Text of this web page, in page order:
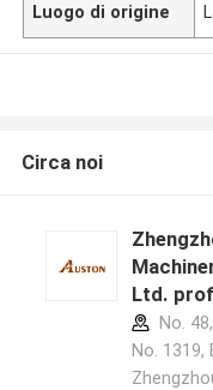
Luogo di origine
Circa noi
Ltd.
No.
No. 1319,